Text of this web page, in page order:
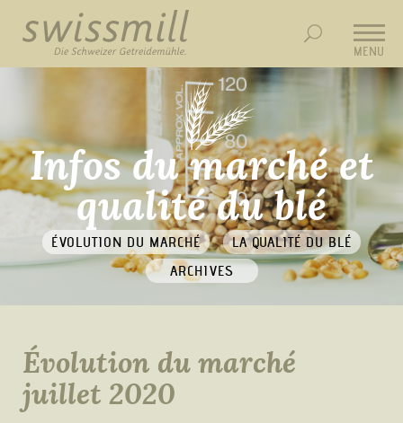
MENU
Infos du marché et
qualité du blé
ÉVOLUTION DU MARCHÉ
LA QUALITÉ DU BLÉ
ARCHIVES
Évolution du marché
juillet 2020